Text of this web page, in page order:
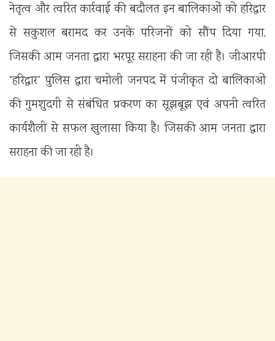
नेतृत्व और त्वरित कार्रवाई की बदौलत इन बालिकाओं को हरिद्वार
से सकुशल बरामद कर उनके परिजनों को सौंप दिया गया,
जिसकी आम जनता द्वारा भरपूर सराहना की जा रही है। जीआरपी
“हरिद्वार” पुलिस द्वारा चमोली जनपद में पंजीकृत दो बालिकाओं
की गुमशुदगी से संबंधित प्रकरण का सूझबूझ एवं अपनी त्वरित
कार्यशैली से सफल खुलासा किया है। जिसकी आम जनता द्वारा
सराहना की जा रही है।